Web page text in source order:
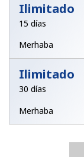
Ilimitado
15 días
Merhaba
Ilimitado
30 días
Merhaba